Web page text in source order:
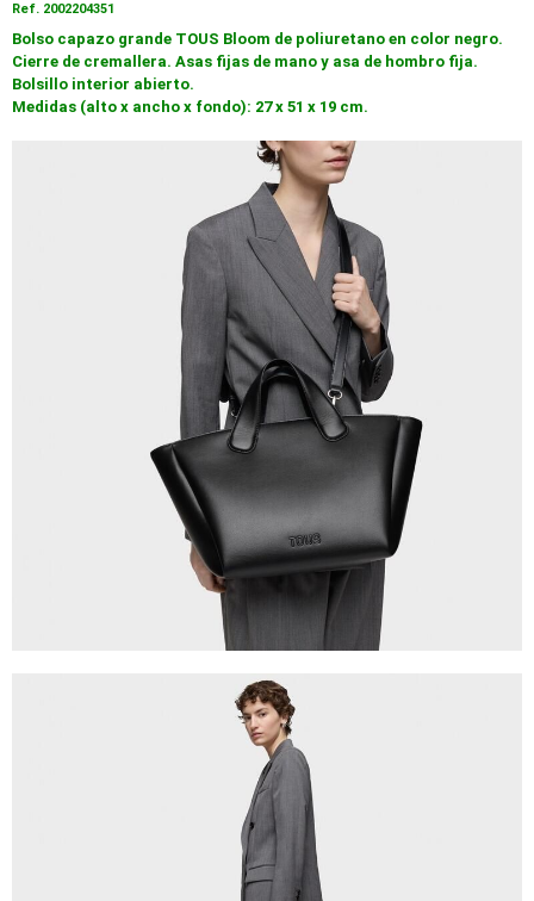
Ref. 2002204351
Bolso capazo grande TOUS Bloom de poliuretano en color negro.
Cierre de cremallera. Asas fijas de mano y asa de hombro fija.
Bolsillo interior abierto.
Medidas (alto x ancho x fondo): 27 x 51 x 19 cm.